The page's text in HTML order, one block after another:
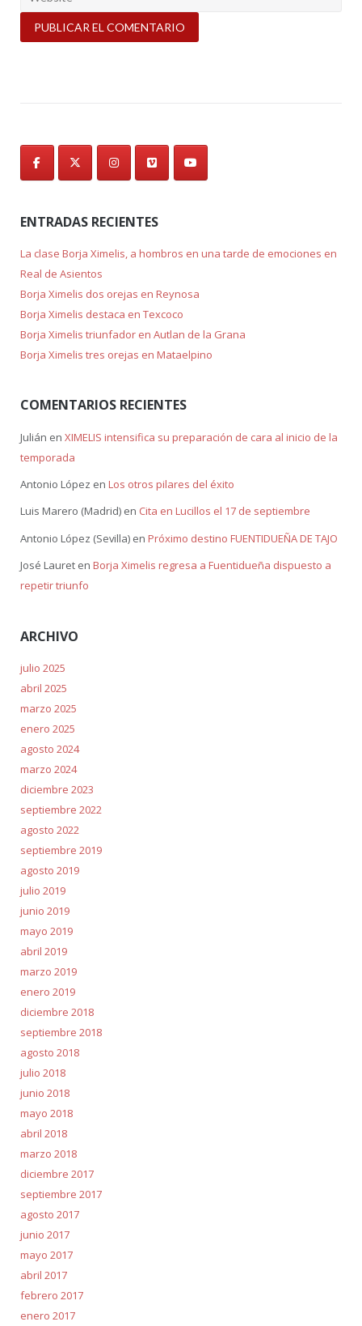
ENTRADAS RECIENTES
La clase Borja Ximelis, a hombros en una tarde de emociones en
Real de Asientos
Borja Ximelis dos orejas en Reynosa
Borja Ximelis destaca en Texcoco
Borja Ximelis triunfador en Autlan de la Grana
Borja Ximelis tres orejas en Mataelpino
COMENTARIOS RECIENTES
Julián en XIMELIS intensifica su preparación de cara al inicio de la
temporada
Antonio López en Los otros pilares del éxito
Luis Marero (Madrid)en Cita en Lucillos el 17 de septiembre
Antonio López (Sevilla)en Próximo destino FUENTIDUEÑA DE TAJO
José Laureten Borja Ximelis regresa a Fuentidueña dispuesto a
repetir triunfo
ARCHIVO
julio 2025
abril 2025
marzo 2025
enero 2025
agosto 2024
marzo 2024
diciembre 2023
septiembre 2022
agosto 2022
septiembre 2019
agosto 2019
julio 2019
junio 2019
mayo 2019
abril 2019
marzo 2019
enero 2019
diciembre 2018
septiembre 2018
agosto 2018
julio 2018
junio 2018
mayo 2018
abril 2018
marzo 2018
diciembre 2017
septiembre 2017
agosto 2017
junio 2017
mayo 2017
abril 2017
febrero 2017
enero 2017